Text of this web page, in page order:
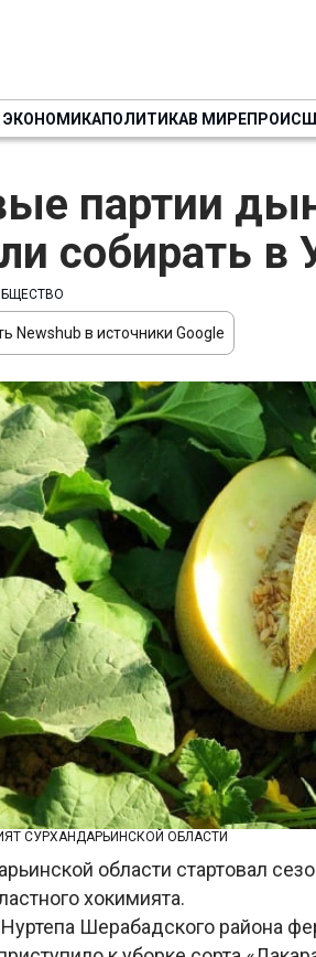
ЭКОНОМИКАПОЛИТИКАВ МИРЕ
партии
собирать в
Newshub в источники Google
СУРХАНДАРЬИНСКОЙ ОБЛАСТИ
области стартовал
хокимията.
Шерабадского района